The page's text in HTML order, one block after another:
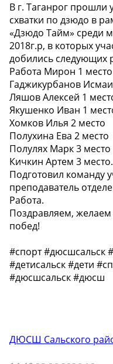
В г. Таганрог
схватки по дзюдо в
«Дзюдо Тайм» среди
2018г.р, в которых
добились следующих
Работа Мирон 1 место
Гаджикурбанов
Ляшов Алексей 1
Якушенко Иван 1
Хомков Илья 2 место
Полухина Ева 2 место
Полулях Марк 3 место
Кичкин Артем 3 место.
Подготовил команду
преподаватель
Работа.
Поздравляем,
побед!
#спорт #дюсшсальск
#детисальск #дети
#дюсшсальск #дюсш
ДЮСШ Сальского